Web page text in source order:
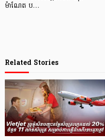
ម៉ាណែត ប…
Related Stories